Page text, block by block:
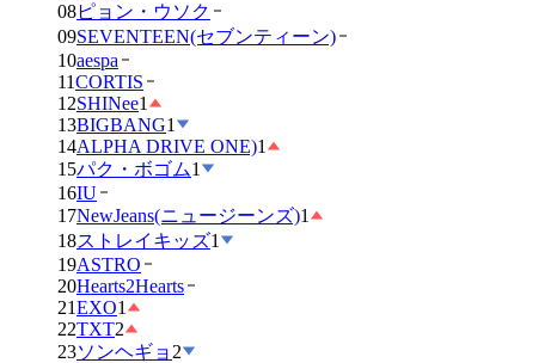
08ピョン・ウソク
09SEVENTEEN(セブンティーン)
10aespa
11CORTIS
12SHINee1
13BIGBANG1
14ALPHA DRIVE ONE)1
15パク・ボゴム1
16IU
17NewJeans(ニュージーンズ)1
18ストレイキッズ1
19ASTRO
20Hearts2Hearts
21EXO1
22TXT2
23ソンヘギョ 2